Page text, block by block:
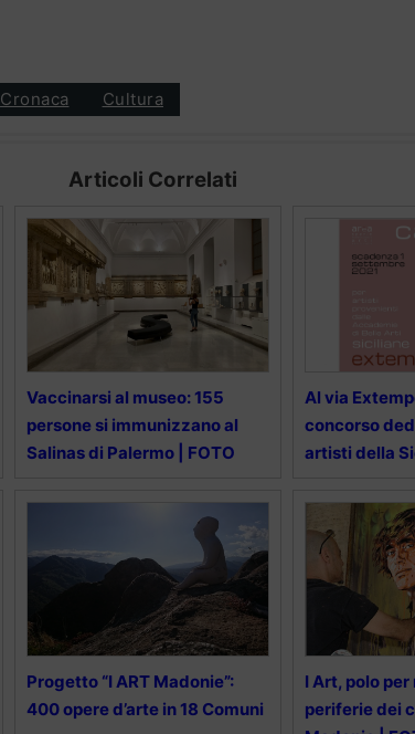
Cronaca Cultura
Articoli Correlati
Vaccinarsi al museo: 155
persone si immunizzano al
Salinas di Palermo | FOTO
Al via
concorso
artisti della
Progetto “I ART Madonie”:
400 opere d’arte in 18 Comuni
I Art, polo
periferie dei